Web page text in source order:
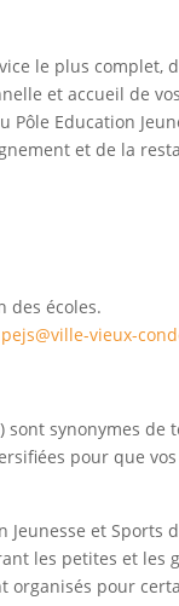
le plus complet,
et accueil de
Pôle Education
et de la
des écoles.
pejs@ville-vieux-
synonymes de
pour que
Jeunesse et Sports
les petites et les
organisés pour